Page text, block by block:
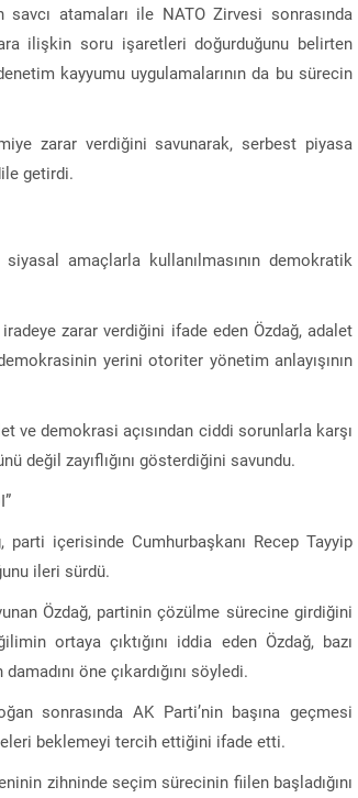
savcı atamaları ile NATO Zirvesi sonrasında
ilişkin soru işaretleri doğurduğunu belirten
kayyumu uygulamalarının da bu sürecin
zarar verdiğini savunarak, serbest piyasa
getirdi.
amaçlarla kullanılmasının demokratik
zarar verdiğini ifade eden Özdağ, adalet
yerini otoriter yönetim anlayışının
ve demokrasi açısından ciddi sorunlarla karşı
değil zayıflığını gösterdiğini savundu.
içerisinde Cumhurbaşkanı Recep Tayyip
ileri sürdü.
Özdağ, partinin çözülme sürecine girdiğini
ortaya çıktığını iddia eden Özdağ, bazı
öne çıkardığını söyledi.
sonrasında AK Parti’nin başına geçmesi
beklemeyi tercih ettiğini ifade etti.
zihninde seçim sürecinin fiilen başladığını